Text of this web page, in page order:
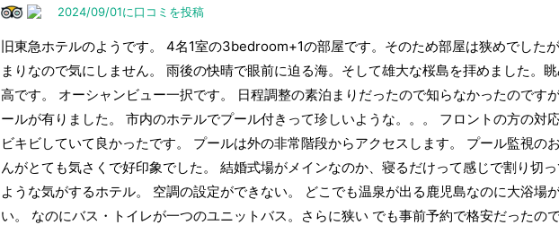
2024/09/01に口コミを投稿
旧東急ホテルのようです。 4名1室の3bedroom+1の部屋です。そのため部屋は狭めでした
まりなので気にしません。 雨後の快晴で眼前に迫る海。そして雄大な桜島を拝めました。
高です。 オーシャンビュー一択です。 日程調整の素泊まりだったので知らなかったのです
ールが有りました。 市内のホテルでプール付きって珍しいような。。。 フロントの方の対
ビキビしていて良かったです。 プールは外の非常階段からアクセスします。 プール監視の
んがとても気さくで好印象でした。 結婚式場がメインなのか、寝るだけって感じで割り切
ような気がするホテル。 空調の設定ができない。 どこでも温泉が出る鹿児島なのに大浴場
い。 なのにバス・トイレが一つのユニットバス。さらに狭い でも事前予約で格安だったの